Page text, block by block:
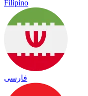
Filipino
فارسی